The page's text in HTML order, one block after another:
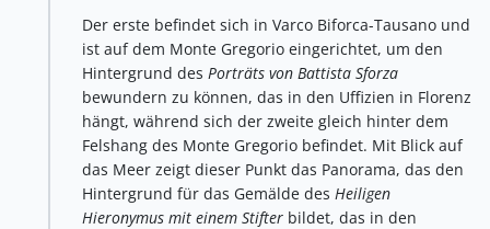
Der erste befindet sich in Varco Biforca-Tausano und
ist auf dem Monte Gregorio eingerichtet, um den
Hintergrund des Porträts von Battista Sforza
bewundern zu können, das in den Uffizien in Florenz
hängt, während sich der zweite gleich hinter dem
Felshang des Monte Gregorio befindet. Mit Blick auf
das Meer zeigt dieser Punkt das Panorama, das den
Hintergrund für das Gemälde des Heiligen
Hieronymus mit einem Stifter bildet, das in den